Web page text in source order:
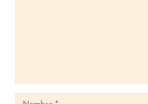
Nombre